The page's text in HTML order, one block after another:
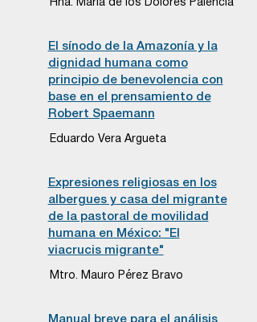
Hna. María de los Dolores Palencia
El sínodo de la Amazonía y la
dignidad humana como
principio de benevolencia con
base en el prensamiento de
Robert Spaemann
Eduardo Vera Argueta
Expresiones religiosas en los
albergues y casa del migrante
de la pastoral de movilidad
humana en México: "El
viacrucis migrante"
Mtro. Mauro Pérez Bravo
Manual breve para el análisis